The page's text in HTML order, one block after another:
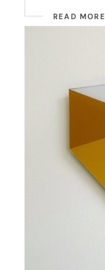
READ MORE